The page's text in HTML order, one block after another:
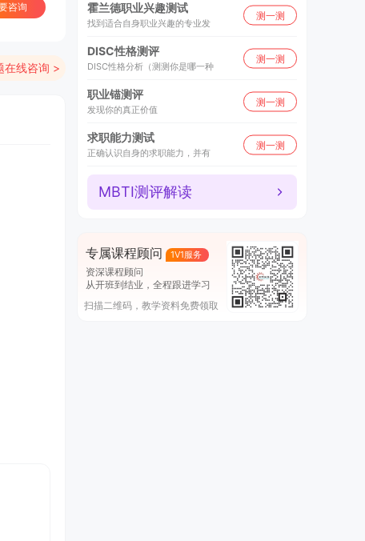
咨询
在线咨询 >
授课形式/时长
线上版 3周深度研习
霍兰德职业兴趣测试
找到适合自身职业兴趣的专业发
测一测
DISC性格测评
DISC性格分析（测测你是哪一种
测一测
职业锚测评
发现你的真正价值
测一测
求职能力测试
正确认识自身的求职能力，并有
测一测
MBTI测评解读
专属课程顾问 1V1服务
资深课程顾问
从开班到结业，全程跟进学习
扫描二维码，教学资料免费领取